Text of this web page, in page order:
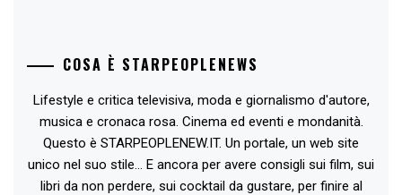
COSA È STARPEOPLENEWS
Lifestyle e critica televisiva, moda e giornalismo d'autore,
musica e cronaca rosa. Cinema ed eventi e mondanità.
Questo è STARPEOPLENEW.IT. Un portale, un web site
unico nel suo stile... E ancora per avere consigli sui film, sui
libri da non perdere, sui cocktail da gustare, per finire al